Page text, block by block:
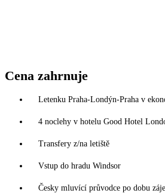
Cena zahrnuje
Letenku Praha-Londýn-Praha v
4 noclehy v hotelu Good Hotel
Transfery z/na letiště
Vstup do hradu Windsor
Česky mluvící průvodce po dobu